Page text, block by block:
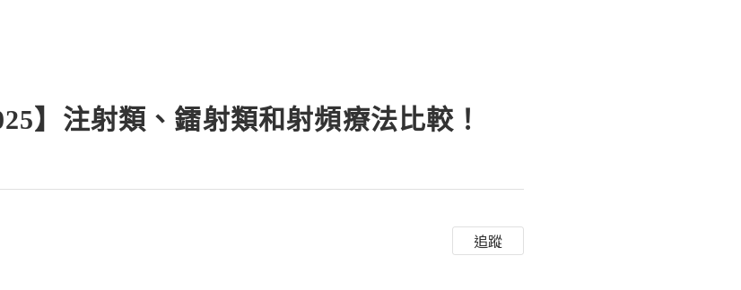
】注射類、鐳射類和射頻療法比較！
追蹤